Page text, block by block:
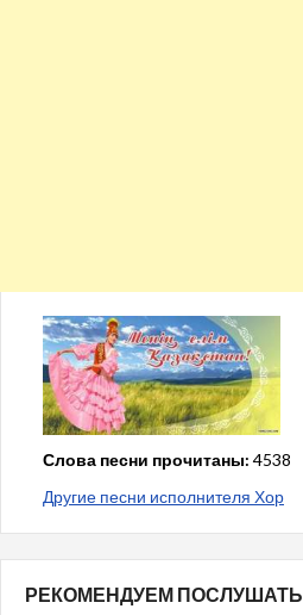
Слова песни прочитаны: 4538
Другие песни исполнителя Хор
РЕКОМЕНДУЕМ ПОСЛУШАТЬ